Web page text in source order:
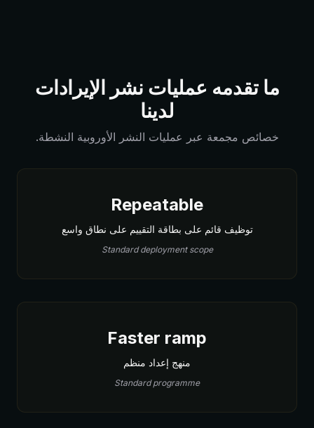
ما تقدمه عمليات نشر الإيرادات
لدينا
خصائص مجمعة عبر عمليات النشر الأوروبية النشطة.
Repeatable
توظيف قائم على بطاقة التقييم على نطاق واسع
Standard deployment scope
Faster ramp
منهج إعداد منظم
Standard programme